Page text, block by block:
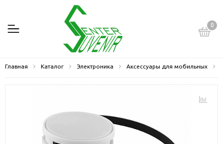
0
Главная Каталог Электроника Аксессуары для мобильных